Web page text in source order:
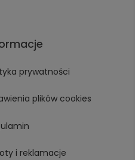
prywatności
plików cookies
i reklamacje